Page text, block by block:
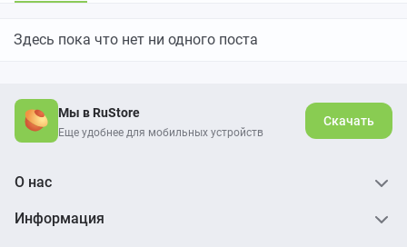
Здесь пока что нет ни одного поста
Мы в RuStore
Еще удобнее для мобильных устройств
Скачать
О нас
Информация